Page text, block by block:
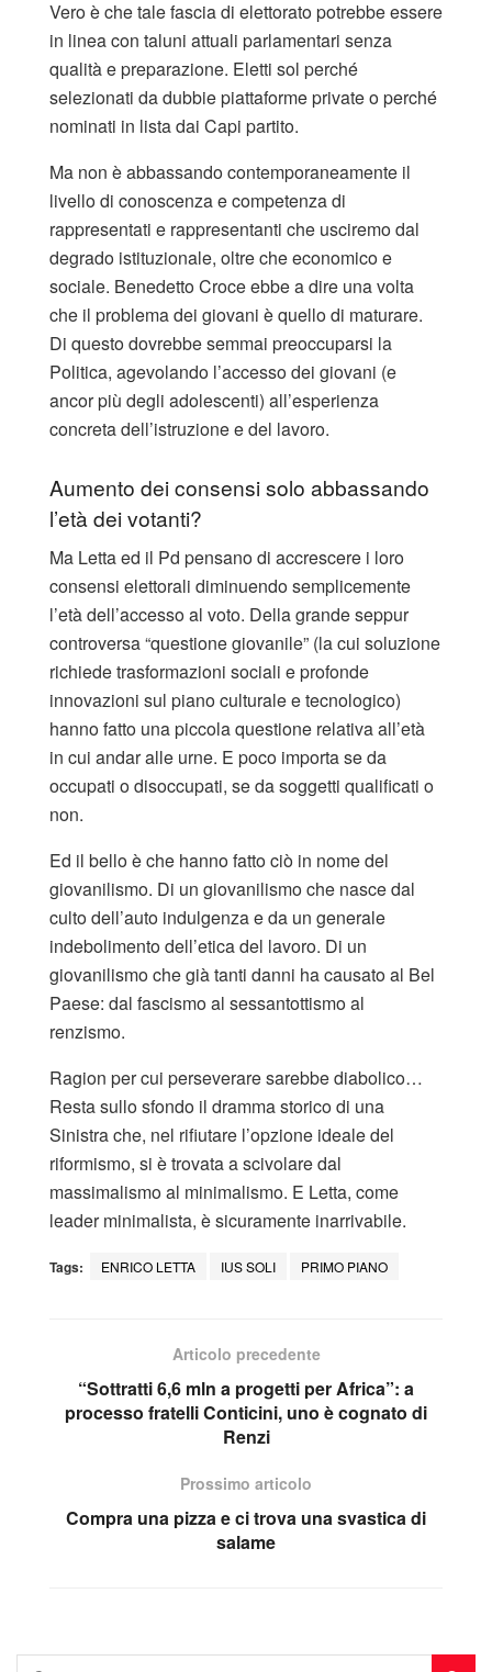
Vero è che tale fascia di elettorato potrebbe essere
in linea con taluni attuali parlamentari senza
qualità e preparazione. Eletti sol perché
selezionati da dubbie piattaforme private o perché
nominati in lista dai Capi partito.
Ma non è abbassando contemporaneamente il
livello di conoscenza e competenza di
rappresentati e rappresentanti che usciremo dal
degrado istituzionale, oltre che economico e
sociale. Benedetto Croce ebbe a dire una volta
che il problema dei giovani è quello di maturare.
Di questo dovrebbe semmai preoccuparsi la
Politica, agevolando l’accesso dei giovani (e
ancor più degli adolescenti) all’esperienza
concreta dell’istruzione e del lavoro.
Aumento dei consensi solo abbassando
l’età dei votanti?
Ma Letta ed il Pd pensano di accrescere i loro
consensi elettorali diminuendo semplicemente
l’età dell’accesso al voto. Della grande seppur
controversa “questione giovanile” (la cui soluzione
richiede trasformazioni sociali e profonde
innovazioni sul piano culturale e tecnologico)
hanno fatto una piccola questione relativa all’età
in cui andar alle urne. E poco importa se da
occupati o disoccupati, se da soggetti qualificati o
non.
Ed il bello è che hanno fatto ciò in nome del
giovanilismo. Di un giovanilismo che nasce dal
culto dell’auto indulgenza e da un generale
indebolimento dell’etica del lavoro. Di un
giovanilismo che già tanti danni ha causato al Bel
Paese: dal fascismo al sessantottismo al
renzismo.
Ragion per cui perseverare sarebbe diabolico…
Resta sullo sfondo il dramma storico di una
Sinistra che, nel rifiutare l’opzione ideale del
riformismo, si è trovata a scivolare dal
massimalismo al minimalismo. E Letta, come
leader minimalista, è sicuramente inarrivabile.
Tags: ENRICO LETTA IUS SOLI PRIMO PIANO
Articolo precedente
“Sottratti 6,6 mln a progetti per Africa”: a
processo fratelli Conticini, uno è cognato di
Renzi
Prossimo articolo
Compra una pizza e ci trova una svastica di
salame